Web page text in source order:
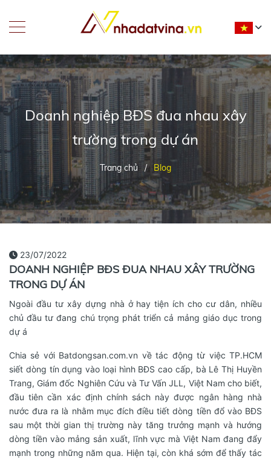
Doanh nghiệp BĐS đua nhau xây
trường trong dự án
Trang chủ / Blog
23/07/2022
DOANH NGHIỆP BĐS ĐUA NHAU XÂY TRƯỜNG
TRONG DỰ ÁN
Ngoài đầu tư xây dựng nhà ở hay tiện ích cho cư dân, nhiều
chủ đầu tư đang chú trọng phát triển cả mảng giáo dục trong
dự á
Chia sẻ với Batdongsan.com.vn về tác động từ việc TP.HCM
siết dòng tín dụng vào loại hình BĐS cao cấp, bà Lê Thị Huyền
Trang, Giám đốc Nghiên Cứu và Tư Vấn JLL, Việt Nam cho biết,
đầu tiên cần xác định chính sách này được ngân hàng nhà
nước đưa ra là nhằm mục đích điều tiết dòng tiền đổ vào BĐS
sau một thời gian thị trường này tăng trưởng mạnh và hướng
dòng tiền vào mảng sản xuất, lĩnh vực mà Việt Nam đang đẩy
mạnh trong những năm qua. Hiện tại, còn khá sớm để thấy tác